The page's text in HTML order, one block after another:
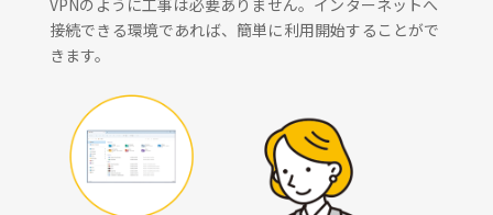
接続できる環境であれば、簡単に利用開始することがで
きます。